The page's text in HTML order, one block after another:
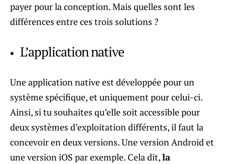
payer pour la conception. Mais quelles sont les
différences entre ces trois solutions ?
L’application native
Une application native est développée pour un
système spécifique, et uniquement pour celui-ci.
Ainsi, si tu souhaites qu’elle soit accessible pour
deux systèmes d’exploitation différents, il faut la
concevoir en deux versions. Une version Android et
une version iOS par exemple. Cela dit,la